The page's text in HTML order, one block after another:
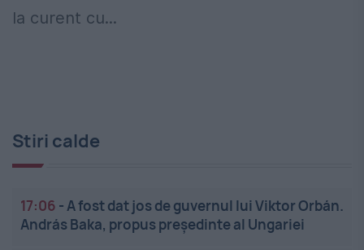
la curent cu...
Stiri calde
17:06 - A fost dat jos de guvernul lui Viktor Orbán.
András Baka, propus președinte al Ungariei